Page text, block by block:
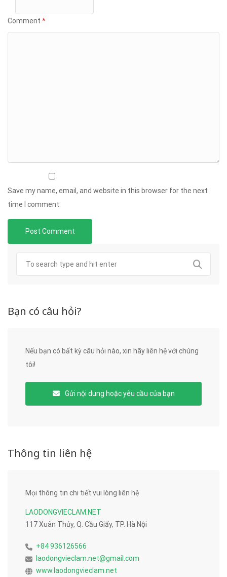
Comment *
Save my name, email, and website in this browser for the next
time I comment.
Bạn có câu hỏi?
Nếu bạn có bất kỳ câu hỏi nào, xin hãy liên hệ với chúng
tôi!
Gửi nội dung hoặc yêu cầu của bạn
Thông tin liên hệ
Mọi thông tin chi tiết vui lòng liên hệ
LAODONGVIECLAM.NET
117 Xuân Thủy, Q. Cầu Giấy, TP. Hà Nội
+84 936126566
laodongvieclam.net@gmail.com
www.laodongvieclam.net